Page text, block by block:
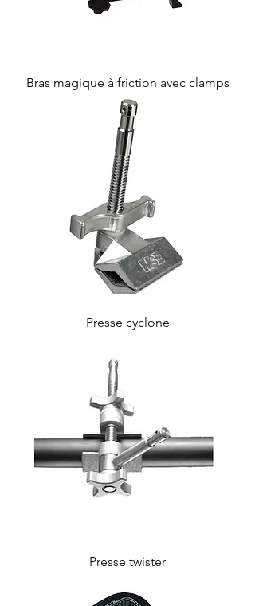
Bras magique à friction avec clamps
Presse cyclone
Presse twister